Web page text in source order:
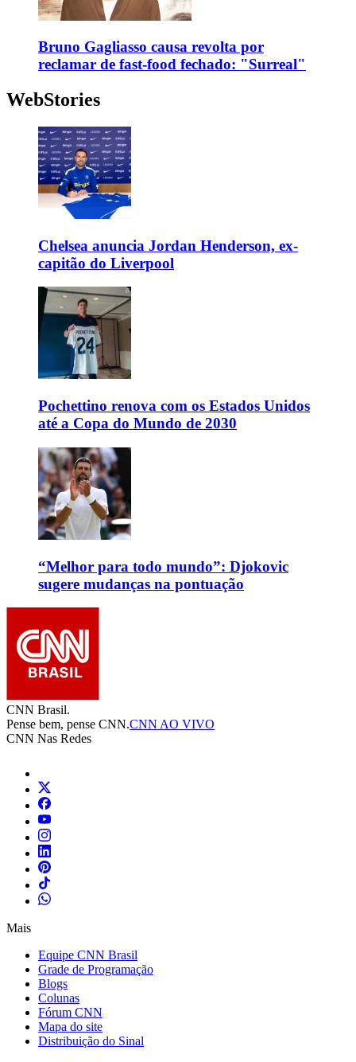
Bruno Gagliasso causa revolta por
reclamar de fast-food fechado: "Surreal"
WebStories
Chelsea anuncia Jordan Henderson, ex-
capitão do Liverpool
Pochettino renova com os Estados Unidos
até a Copa do Mundo de 2030
“Melhor para todo mundo”: Djokovic
sugere mudanças na pontuação
CNN Brasil.
Pense bem, pense CNN.CNN AO VIVO
CNN Nas Redes
Mais
Equipe CNN Brasil
Grade de Programação
Blogs
Colunas
Fórum CNN
Mapa do site
Distribuição do Sinal